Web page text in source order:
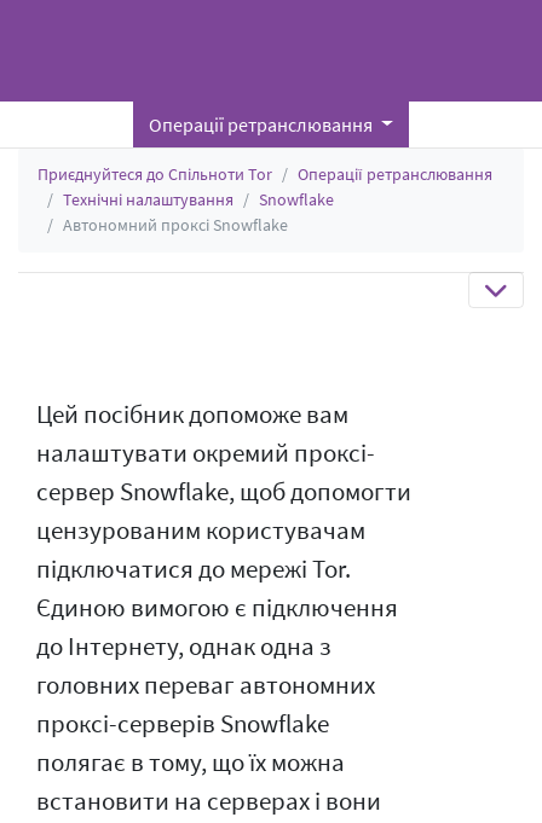
Операції ретранслювання
Приєднуйтеся до Спільноти Tor
Операції ретранслювання
Технічні налаштування
Snowflake
Автономний проксі Snowflake
Цей посібник допоможе вам
налаштувати окремий проксі-
сервер Snowflake, щоб допомогти
цензурованим користувачам
підключатися до мережі Tor.
Єдиною вимогою є підключення
до Інтернету, однак одна з
головних переваг автономних
проксі-серверів Snowflake
полягає в тому, що їх можна
встановити на серверах і вони